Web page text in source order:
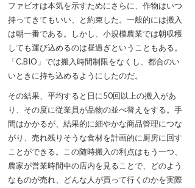
ファビオは本気を示すためにさらに、作物はいつ
持ってきてもいい、と約束した。一般的には搬入
は朝一番である。しかし、小規模農業では朝収穫
しても運び込めるのは昼過ぎということもある。
「C.BIO」では搬入時間制限をなくし、都合のい
いときに持ち込めるようにしたのだ。
その結果、平均すると日に50回以上の搬入があ
り、その度に従業員が品物の並べ替えをする。手
間はかかるが、結果的に細やかな商品管理につな
がり、売れ残りそうな食材を計画的に厨房に回す
ことができる。この随時搬入の利点はもう一つ、
農家が営業時間中の店内を見ることで、どのよう
なものが売れ、どんな人が買って行くのかを実際